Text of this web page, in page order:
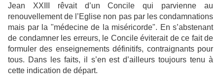
Jean XXIII rêvait d’un Concile qui parvienne au
renouvellement de l’Eglise non pas par les condamnations
mais par la "médecine de la miséricorde". En s’abstenant
de condamner les erreurs, le Concile éviterait de ce fait de
formuler des enseignements définitifs, contraignants pour
tous. Dans les faits, il s’en est d’ailleurs toujours tenu à
cette indication de départ.